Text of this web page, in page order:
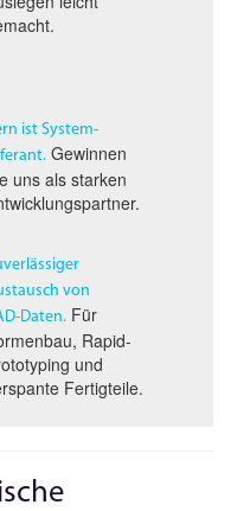
ist System­
Gewinnen
uns als starken
von
Daten.Für
Rapid-
und
Fertigteile.